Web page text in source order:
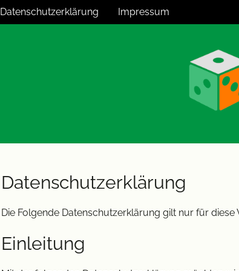
Datenschutzerklärung Impressum
Datenschutzerklärung
Die Folgende Datenschutzerklärung gilt nur für diese
Einleitung